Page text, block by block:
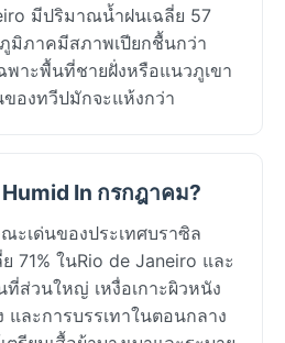
มีปริมาณน้ำฝนเฉลี่ย 57
มิภาคมีสภาพเปียกชื้นกว่า
พาะพื้นที่ชายฝั่งหรือแนวภูเขา
องทวีปมักจะแห้งกว่า
In กรกฎาคม?
ะเด่นของประเทศบราซิล
71% ในRio de Janeiro และ
ส่วนใหญ่ เหงื่อเกาะผิวหนัง
ละการบรรเทาในตอนกลาง